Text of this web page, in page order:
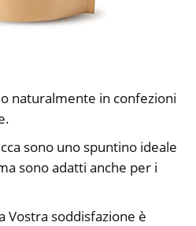
naturalmente in confezioni
sono uno spuntino ideale
sono adatti anche per i
Vostra soddisfazione è